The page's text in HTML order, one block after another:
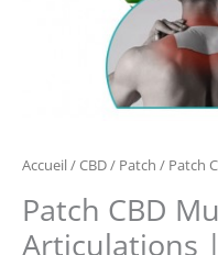
Accueil/CBD/ Patch / Patch
Patch CBD
Articulations